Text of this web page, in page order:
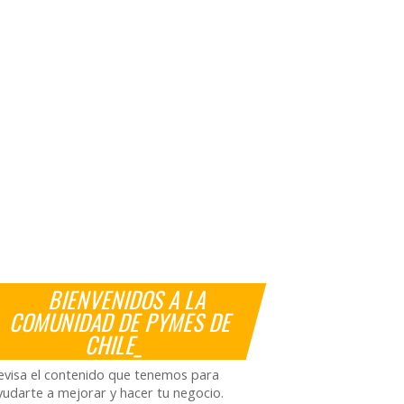
BIENVENIDOS A LA
COMUNIDAD DE PYMES DE
CHILE_
el contenido que tenemos para
a mejorar y hacer tu negocio.